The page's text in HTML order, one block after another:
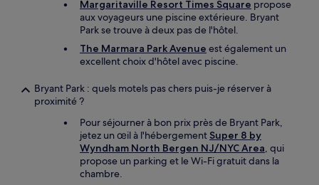
Margaritaville Resort Times Square propose
aux voyageurs une piscine extérieure. Bryant
Park se trouve à deux pas de l'hôtel.
The Marmara Park Avenue est également un
excellent choix d'hôtel avec piscine.
Bryant Park : quels motels pas chers puis-je réserver à
proximité ?
Pour séjourner à bon prix près de Bryant Park,
jetez un œil à l'hébergement Super 8 by
Wyndham North Bergen NJ/NYC Area, qui
propose un parking et le Wi-Fi gratuit dans la
chambre.